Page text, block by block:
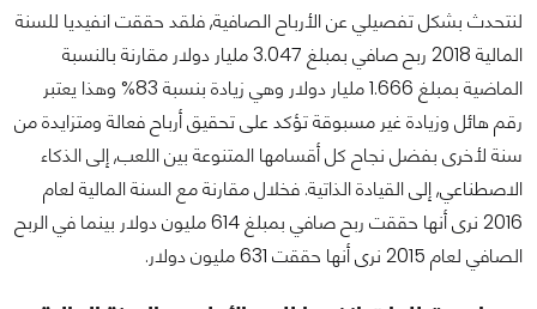
لنتحدث بشكل تفصيلي عن الأرباح الصافية, فلقد حققت انفيديا للسنة
المالية 2018 ربح صافي بمبلغ 3.047 مليار دولار مقارنة بالنسبة
الماضية بمبلغ 1.666 مليار دولار وهي زيادة بنسبة 83% وهذا يعتبر
رقم هائل وزيادة غير مسبوقة تؤكد على تحقيق أرباح فعالة ومتزايدة من
سنة لأخرى بفضل نجاح كل أقسامها المتنوعة بين اللعب, إلى الذكاء
الاصطناعي, إلى القيادة الذاتية. فخلال مقارنة مع السنة المالية لعام
2016 نرى أنها حققت ربح صافي بمبلغ 614 مليون دولار بينما في الربح
الصافي لعام 2015 نرى أنها حققت 631 مليون دولار.